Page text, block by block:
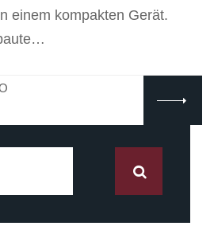
einem kompakten Gerät.